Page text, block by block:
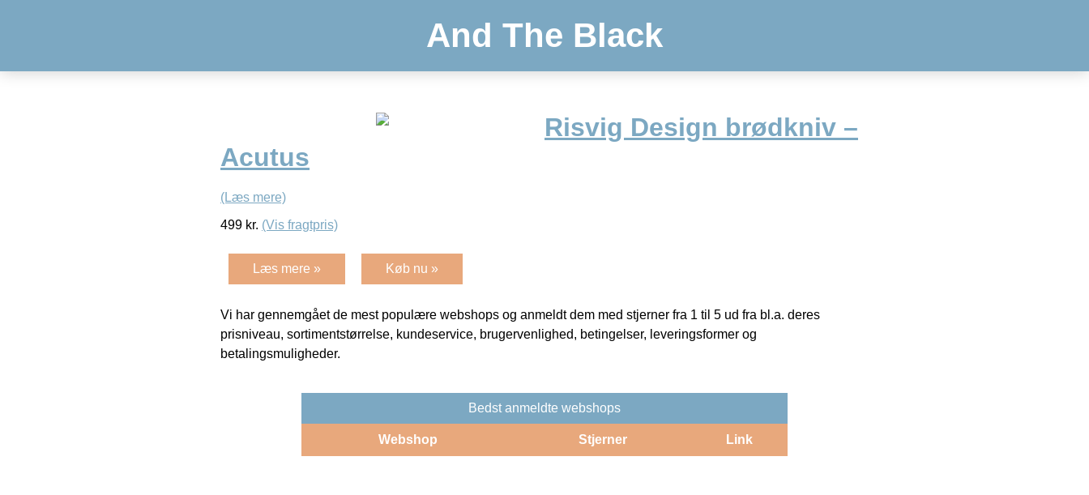
And The Black
Risvig Design brødkniv –
Acutus
(Læs mere)
499 kr. (Vis fragtpris)
Læs mere » Køb nu »
Vi har gennemgået de mest populære webshops og anmeldt dem med stjerner fra 1 til 5 ud fra bl.a. deres
prisniveau, sortimentstørrelse, kundeservice, brugervenlighed, betingelser, leveringsformer og
betalingsmuligheder.
Bedst anmeldte webshops
Webshop Stjerner Link